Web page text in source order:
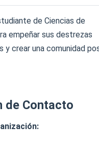
de Ciencias de
empeñar sus destrezas
y crear una comunidad
de Contacto